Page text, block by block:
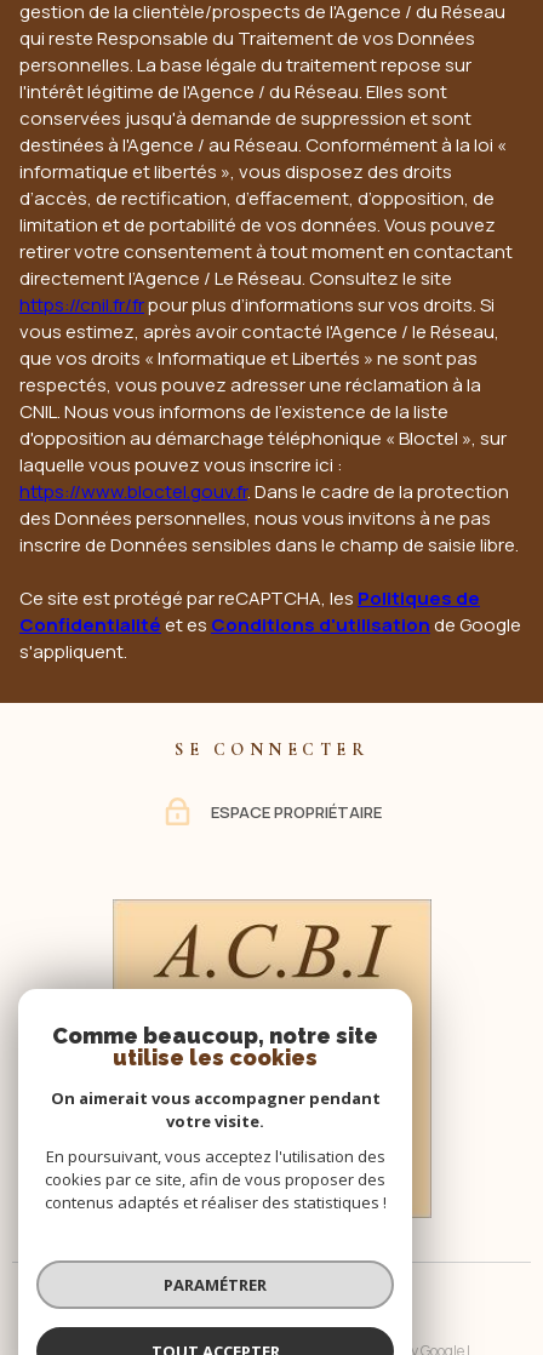
gestion de la clientèle/prospects de l'Agence / du Réseau
qui reste Responsable du Traitement de vos Données
personnelles. La base légale du traitement repose sur
l'intérêt légitime de l'Agence / du Réseau. Elles sont
conservées jusqu'à demande de suppression et sont
destinées à l'Agence / au Réseau. Conformément à la loi «
informatique et libertés », vous disposez des droits
d’accès, de rectification, d’effacement, d’opposition, de
limitation et de portabilité de vos données. Vous pouvez
retirer votre consentement à tout moment en contactant
directement l’Agence / Le Réseau. Consultez le site
https://cnil.fr/frpour plus d’informations sur vos droits. Si
vous estimez, après avoir contacté l'Agence / le Réseau,
que vos droits « Informatique et Libertés » ne sont pas
respectés, vous pouvez adresser une réclamation à la
CNIL. Nous vous informons de l’existence de la liste
d'opposition au démarchage téléphonique « Bloctel », sur
laquelle vous pouvez vous inscrire ici :
https://www.bloctel.gouv.fr. Dans le cadre de la protection
des Données personnelles, nous vous invitons à ne pas
inscrire de Données sensibles dans le champ de saisie libre.
Ce site est protégé par reCAPTCHA, les Politiques de
Confidentialitéet es Conditions d'utilisationde Google
s'appliquent.
SE CONNECTER
ESPACE PROPRIÉTAIRE
© 2026 | Tous droits réservés | Traduction powered by Google |
Comme beaucoup, notre site
utilise les cookies
On aimerait vous accompagner pendant
votre visite.
En poursuivant, vous acceptez l'utilisation des
cookies par ce site, afin de vous proposer des
contenus adaptés et réaliser des statistiques !
PARAMÉTRER